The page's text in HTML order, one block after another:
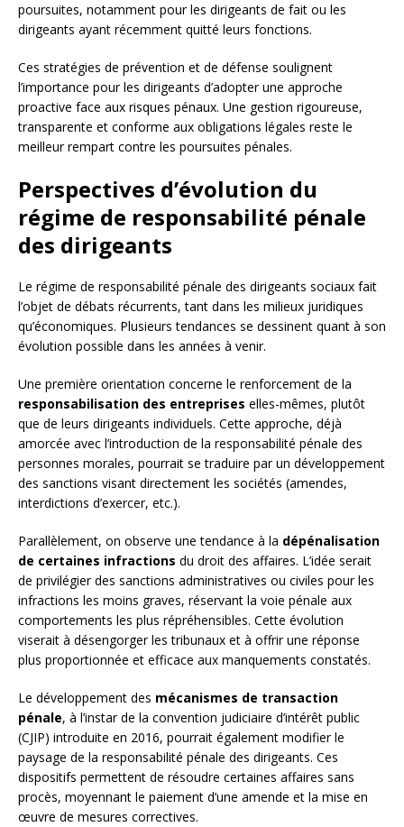
poursuites, notamment pour les dirigeants de fait ou les
dirigeants ayant récemment quitté leurs fonctions.
Ces stratégies de prévention et de défense soulignent
l’importance pour les dirigeants d’adopter une approche
proactive face aux risques pénaux. Une gestion rigoureuse,
transparente et conforme aux obligations légales reste le
meilleur rempart contre les poursuites pénales.
Perspectives d’évolution du
régime de responsabilité pénale
des dirigeants
Le régime de responsabilité pénale des dirigeants sociaux fait
l’objet de débats récurrents, tant dans les milieux juridiques
qu’économiques. Plusieurs tendances se dessinent quant à son
évolution possible dans les années à venir.
Une première orientation concerne le renforcement de la
responsabilisation des entreprises elles-mêmes, plutôt
que de leurs dirigeants individuels. Cette approche, déjà
amorcée avec l’introduction de la responsabilité pénale des
personnes morales, pourrait se traduire par un développement
des sanctions visant directement les sociétés (amendes,
interdictions d’exercer, etc.).
Parallèlement, on observe une tendance à la dépénalisation
de certaines infractions du droit des affaires. L’idée serait
de privilégier des sanctions administratives ou civiles pour les
infractions les moins graves, réservant la voie pénale aux
comportements les plus répréhensibles. Cette évolution
viserait à désengorger les tribunaux et à offrir une réponse
plus proportionnée et efficace aux manquements constatés.
Le développement des mécanismes de transaction
pénale, à l’instar de la convention judiciaire d’intérêt public
(CJIP) introduite en 2016, pourrait également modifier le
paysage de la responsabilité pénale des dirigeants. Ces
dispositifs permettent de résoudre certaines affaires sans
procès, moyennant le paiement d’une amende et la mise en
œuvre de mesures correctives.